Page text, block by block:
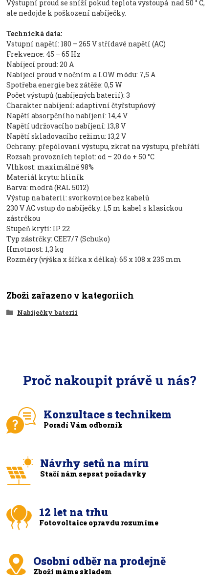
Výstupní proud se sníží pokud teplota vystoupá nad 50 ° C,
ale nedojde k poškození nabíječky.
Technická data:
Vstupní napětí: 180 – 265 V střídavé napětí (AC)
Frekvence: 45 – 65 Hz
Nabíjecí proud: 20 A
Nabíjecí proud v nočním a LOW módu: 7,5 A
Spotřeba energie bez zátěže: 0,5 W
Počet výstupů (nabíjených baterií): 3
Charakter nabíjení: adaptivní čtyřstupňový
Napětí absorpčního nabíjení: 14,4 V
Napětí udržovacího nabíjení: 13,8 V
Napětí skladovacího režimu: 13,2 V
Ochrany: přepólovaní výstupu, zkrat na výstupu, přehřátí
Rozsah provozních teplot: od – 20 do + 50 °C
Vlhkost: maximálně 98%
Materiál krytu: hliník
Barva: modrá (RAL 5012)
Výstup na baterii: svorkovnice bez kabelů
230 V AC vstup do nabíječky: 1,5 m kabel s klasickou
zástrčkou
Stupeň krytí: IP 22
Typ zástrčky: CEE7/7 (Schuko)
Hmotnost: 1,3 kg
Rozměry (výška x šířka x délka): 65 x 108 x 235 mm
Zboží zařazeno v kategoriích
Nabíječky baterií
Proč nakoupit právě u nás?
Konzultace s technikem
Poradí Vám odborník
Návrhy setů na míru
Stačí nám sepsat požadavky
12 let na trhu
Fotovoltaice opravdu rozumíme
Osobní odběr na prodejně
Zboží máme skladem